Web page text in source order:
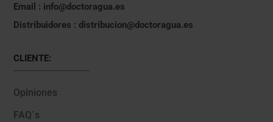
Email : info@doctoragua.es
Distribuidores : distribucion@doctoragua.es
CLIENTE:
Opiniones
FAQ´s